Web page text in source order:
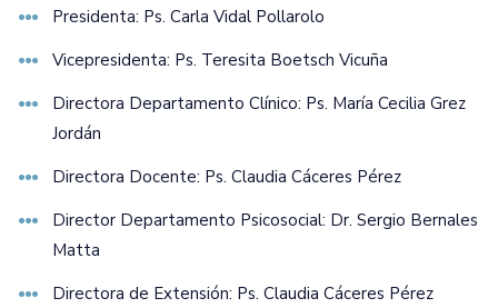
Presidenta: Ps. Carla Vidal Pollarolo
Vicepresidenta: Ps. Teresita Boetsch Vicuña
Directora Departamento Clínico: Ps. María Cecilia Grez
Jordán
Directora Docente: Ps. Claudia Cáceres Pérez
Director Departamento Psicosocial: Dr. Sergio Bernales
Matta
Directora de Extensión: Ps. Claudia Cáceres Pérez